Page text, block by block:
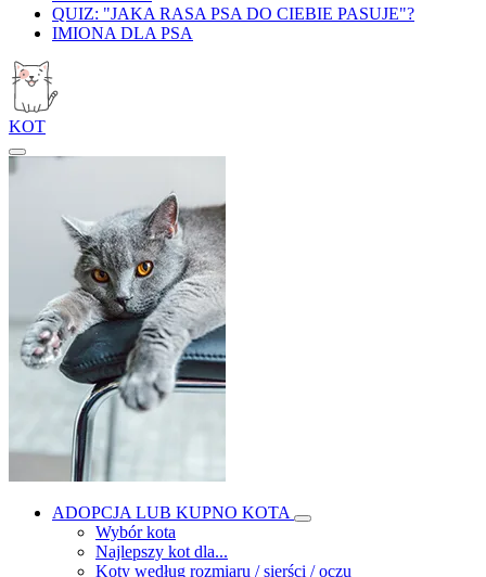
QUIZ: "JAKA RASA PSA DO CIEBIE PASUJE"?
IMIONA DLA PSA
KOT
ADOPCJA LUB KUPNO KOTA
Wybór kota
Najlepszy kot dla...
Koty według rozmiaru / sierści / oczu